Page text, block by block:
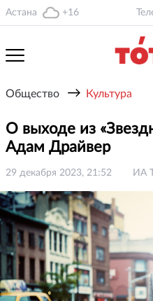
Астана +16
Общество → Культура
О выходе из
Адам Драйвер
29 декабря 2023, 21:52 ИА